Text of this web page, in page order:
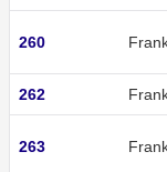
260
262
263